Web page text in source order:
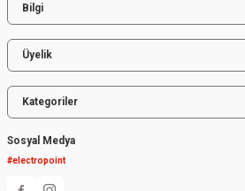
Bilgi
Üyelik
Kategoriler
Sosyal Medya
#electropoint